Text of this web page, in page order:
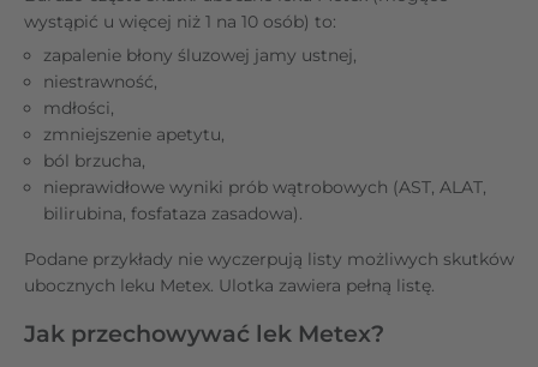
wystąpić u więcej niż 1 na 10 osób) to:
zapalenie błony śluzowej jamy ustnej,
niestrawność,
mdłości,
zmniejszenie apetytu,
ból brzucha,
nieprawidłowe wyniki prób wątrobowych (AST, ALAT,
bilirubina, fosfataza zasadowa).
Podane przykłady nie wyczerpują listy możliwych skutków
ubocznych leku Metex. Ulotka zawiera pełną listę.
Jak przechowywać lek Metex?